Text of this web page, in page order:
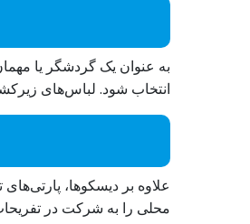
به عنوان یک گردشگر یا
انتخاب شود. لباس‌های
علاوه بر دیسکوها،
محلی را به شرکت در